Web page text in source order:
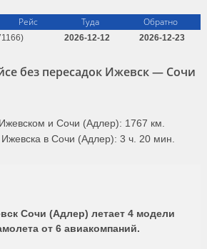
Рейс Туда Обратно
2026-12-12 2026-12-23
без пересадок Ижевск — Сочи
и Сочи (Адлер): 1767 км.
в Сочи (Адлер): 3 ч. 20 мин.
Сочи (Адлер) летает 4 модели
от 6 авиакомпаний.